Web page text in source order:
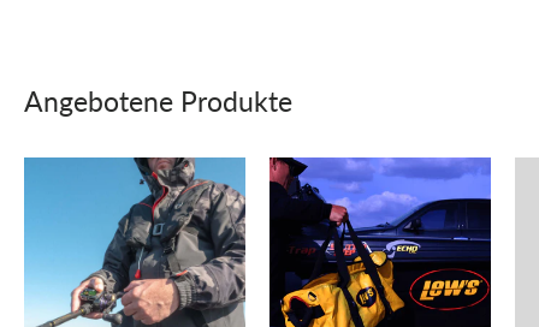
Angebotene Produkte